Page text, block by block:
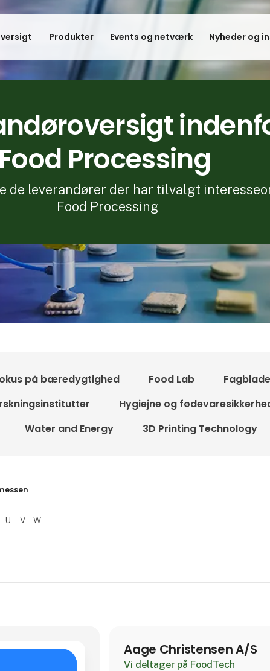
Produkter Events og netværk Nyheder og
Food Processing
de leverandører der har tilvalgt
Food Processing
på bæredygtighed Food Lab
Hygiejne og
Water and Energy 3D Printing Technology
U V W
Aage Christensen A/S
Vi deltager på FoodTech